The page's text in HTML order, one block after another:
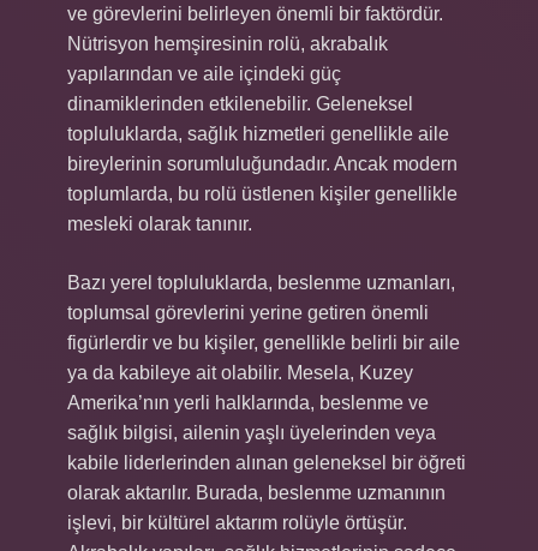
ve görevlerini belirleyen önemli bir faktördür.
Nütrisyon hemşiresinin rolü, akrabalık
yapılarından ve aile içindeki güç
dinamiklerinden etkilenebilir. Geleneksel
topluluklarda, sağlık hizmetleri genellikle aile
bireylerinin sorumluluğundadır. Ancak modern
toplumlarda, bu rolü üstlenen kişiler genellikle
mesleki olarak tanınır.
Bazı yerel topluluklarda, beslenme uzmanları,
toplumsal görevlerini yerine getiren önemli
figürlerdir ve bu kişiler, genellikle belirli bir aile
ya da kabileye ait olabilir. Mesela, Kuzey
Amerika’nın yerli halklarında, beslenme ve
sağlık bilgisi, ailenin yaşlı üyelerinden veya
kabile liderlerinden alınan geleneksel bir öğreti
olarak aktarılır. Burada, beslenme uzmanının
işlevi, bir kültürel aktarım rolüyle örtüşür.